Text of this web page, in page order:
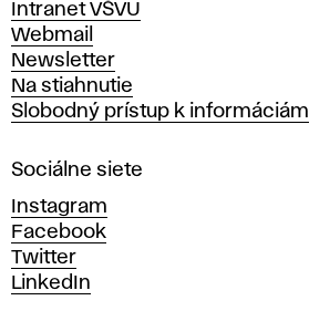
ý
t
v
a
r
ý
c
h
u
m
e
Intranet VŠVU
Webmail
Newsletter
Na stiahnutie
Slobodný prístup k informáciám
Sociálne siete
Instagram
Facebook
Twitter
LinkedIn